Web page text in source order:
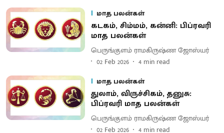
மாத பலன்கள்
கடகம், சிம்மம், கன்னி: பிப்ரவரி
மாத பலன்கள்
பெருங்குளம் ராமகிருஷ்ண ஜோஸ்யர்
02 Feb 2026
4 min read
மாத பலன்கள்
துலாம், விருச்சிகம், தனுசு:
பிப்ரவரி மாத பலன்கள்
பெருங்குளம் ராமகிருஷ்ண ஜோஸ்யர்
02 Feb 2026
4 min read